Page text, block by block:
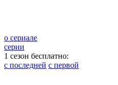
о сериале
серии
1 сезон бесплатно:
с последней с первой